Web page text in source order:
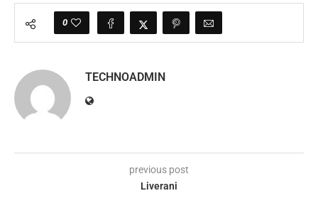
0
TECHNOADMIN
previous post
Liverani